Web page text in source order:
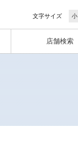
文字サイズ 小
店舗検索